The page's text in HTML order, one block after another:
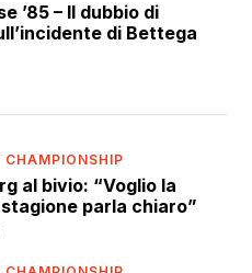
’85 – Il dubbio di
di Bettega
CHAMPIONSHIP
al bivio: “Voglio la
stagione parla chiaro”